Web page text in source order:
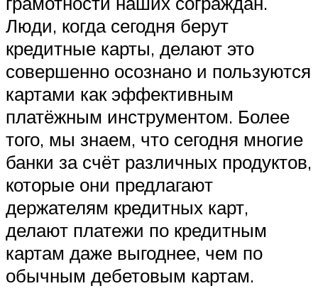
Люди, когда сегодня берут
кредитные карты, делают это
совершенно осознано и пользуются
картами как эффективным
платёжным инструментом. Более
того, мы знаем, что сегодня многие
банки за счёт различных продуктов,
которые они предлагают
держателям кредитных карт,
делают платежи по кредитным
картам даже выгоднее, чем по
обычным дебетовым картам.